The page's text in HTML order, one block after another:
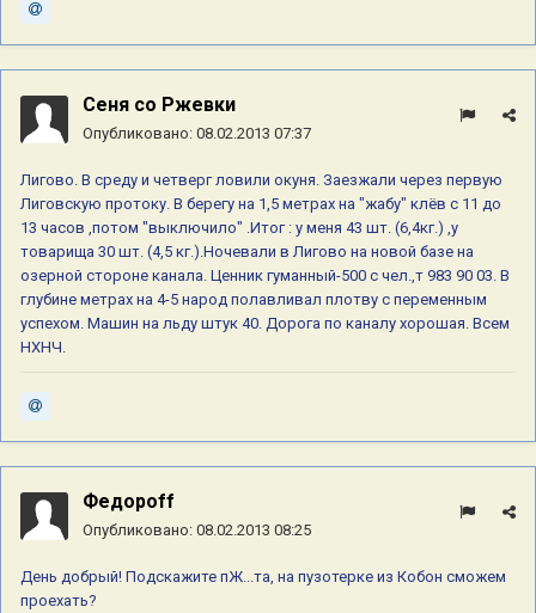
Сеня со Ржевки
Опубликовано: 08.02.2013 07:37
Лигово. В среду и четверг ловили окуня. Заезжали через первую
Лиговскую протоку. В берегу на 1,5 метрах на "жабу" клёв с 11 до
13 часов ,потом "выключило" .Итог : у меня 43 шт. (6,4кг.) ,у
товарища 30 шт. (4,5 кг.).Ночевали в Лигово на новой базе на
озерной стороне канала. Ценник гуманный-500 с чел.,т 983 90 03. В
глубине метрах на 4-5 народ полавливал плотву с переменным
успехом. Машин на льду штук 40. Дорога по каналу хорошая. Всем
НХНЧ.
Федороff
Опубликовано: 08.02.2013 08:25
День добрый! Подскажите пЖ...та, на пузотерке из Кобон сможем
проехать?